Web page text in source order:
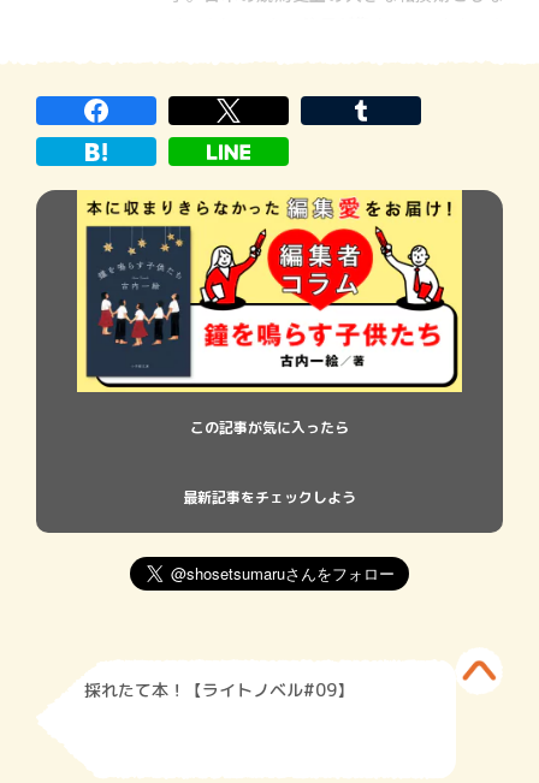
ンファーレ』の2部作。ここまで現実とリン
クするとは著者も予想 […]
この記事が気に入ったら
最新記事をチェックしよう
採れたて本！【ライトノベル#09】